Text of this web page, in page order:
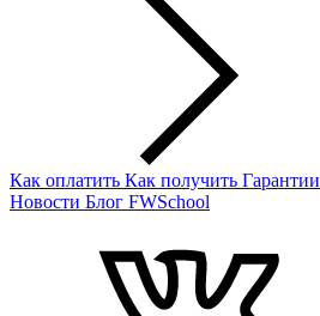
Как оплатить Как получить Гарантии
Новости Блог FWSchool